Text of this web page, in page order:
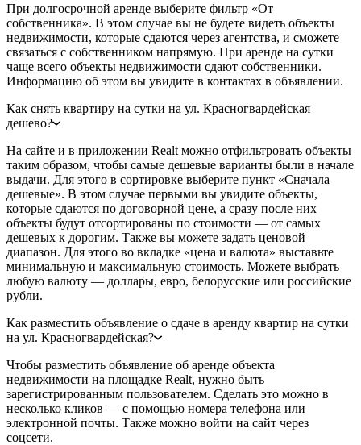
При долгосрочной аренде выберите фильтр «От
собственника». В этом случае вы не будете видеть объекты
недвижимости, которые сдаются через агентства, и сможете
связаться с собственником напрямую. При аренде на сутки
чаще всего объекты недвижимости сдают собственники.
Информацию об этом вы увидите в контактах в объявлении.
Как снять квартиру на сутки на ул. Красногвардейская
дешево?
На сайте и в приложении Realt можно отфильтровать объекты
таким образом, чтобы самые дешевые варианты были в начале
выдачи. Для этого в сортировке выберите пункт «Сначала
дешевые». В этом случае первыми вы увидите объекты,
которые сдаются по договорной цене, а сразу после них
объекты будут отсортированы по стоимости — от самых
дешевых к дорогим. Также вы можете задать ценовой
диапазон. Для этого во вкладке «цена и валюта» выставьте
минимальную и максимальную стоимость. Можете выбрать
любую валюту — доллары, евро, белорусские или российские
рубли.
Как разместить объявление о сдаче в аренду квартир на сутки
на ул. Красногвардейская?
Чтобы разместить объявление об аренде объекта
недвижимости на площадке Realt, нужно быть
зарегистрированным пользователем. Сделать это можно в
несколько кликов — с помощью номера телефона или
электронной почты. Также можно войти на сайт через
соцсети.